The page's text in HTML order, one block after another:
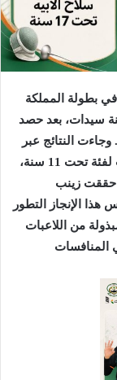
في بطولة المملكة
للجولة الماسية لفئتي تحت 11 و17 سنة سيدات، بعد حصد
وجاءت النتائج عبر
اللاعبة كوثر الأبيض بحصولها على المركز الثالث لفئة تحت 11 سنة،
حققت زينب
هذا الإنجاز التطور
من اللاعبات
المنافسات